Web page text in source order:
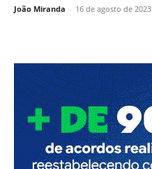
João Miranda - 16 de agosto de 2023